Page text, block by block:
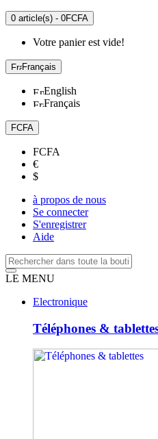
0 article(s) - 0FCFA
Votre panier est vide!
Français
English
Français
FCFA
FCFA
€
$
à propos de nous
Se connecter
S'enregistrer
Aide
LE MENU
Electronique
Téléphones &